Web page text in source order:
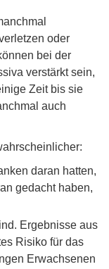
oder
bei der
verstärkt sein,
Zeit bis sie
auch
daran hatten,
gedacht haben,
Ergebnisse aus
Risiko für das
Erwachsenen